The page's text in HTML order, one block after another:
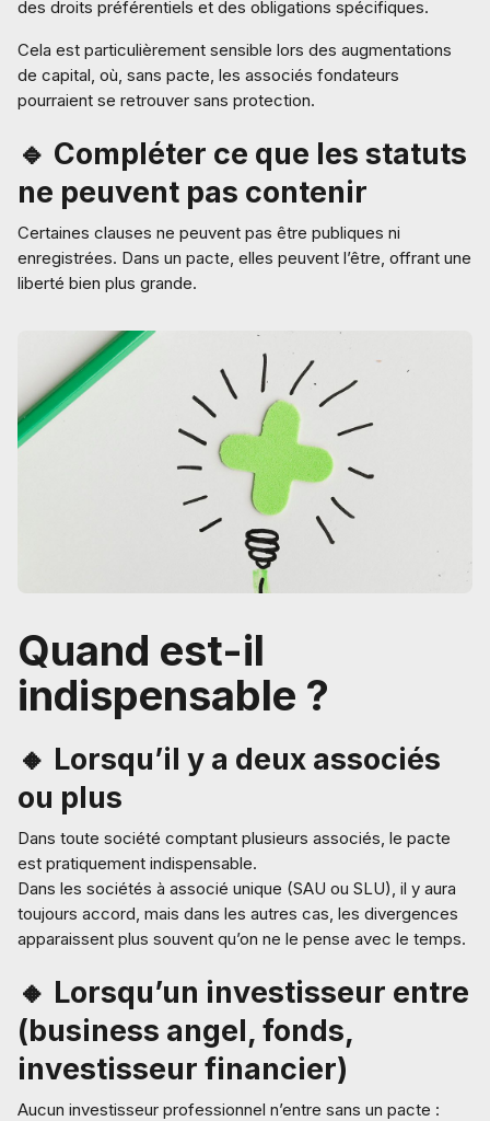
des droits préférentiels et des obligations spécifiques.
Cela est particulièrement sensible lors des augmentations
de capital, où, sans pacte, les associés fondateurs
pourraient se retrouver sans protection.
🔹 Compléter ce que les statuts
ne peuvent pas contenir
Certaines clauses ne peuvent pas être publiques ni
enregistrées. Dans un pacte, elles peuvent l’être, offrant une
liberté bien plus grande.
Quand est-il
indispensable ?
🔸 Lorsqu’il y a deux associés
ou plus
Dans toute société comptant plusieurs associés, le pacte
est pratiquement indispensable.
Dans les sociétés à associé unique (SAU ou SLU), il y aura
toujours accord, mais dans les autres cas, les divergences
apparaissent plus souvent qu’on ne le pense avec le temps.
🔸 Lorsqu’un investisseur entre
(business angel, fonds,
investisseur financier)
Aucun investisseur professionnel n’entre sans un pacte :